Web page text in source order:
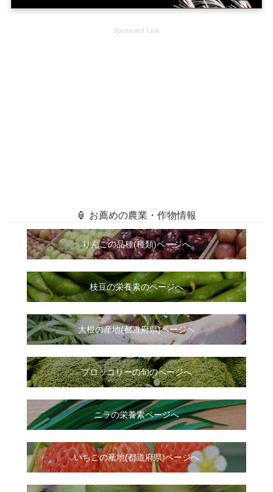
Sponsored Link
🏮 お薦めの農業・作物情報
りんごの品種(種類)ページへ
枝豆の栄養素のページへ
大根の産地(都道府県)ページへ
ブロッコリーの旬のページへ
ニラの栄養素ページへ
いちごの産地(都道府県)ページへ